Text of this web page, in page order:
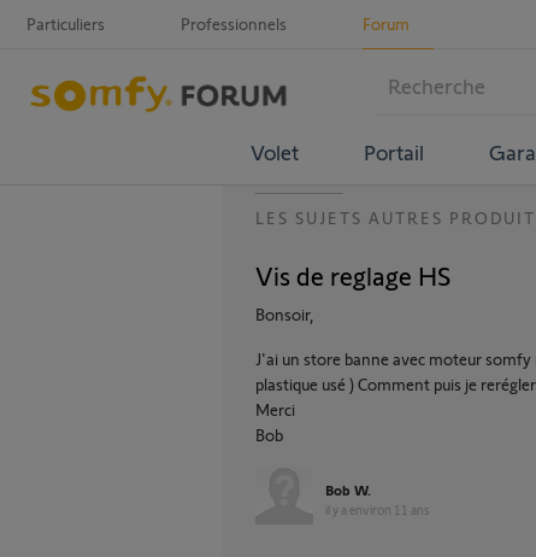
Particuliers Professionnels Forum
Volet Portail
LES SUJETS AUTRES
Vis de reglage HS
Bonsoir,
J'ai un store banne avec moteur
plastique usé ) Comment puis je
Merci
Bob
Bob W.
il y a environ 11 ans